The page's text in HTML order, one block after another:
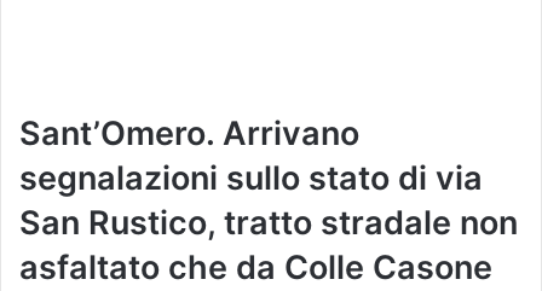
Sant’Omero. Arrivano
segnalazioni sullo stato di via
San Rustico, tratto stradale non
asfaltato che da Colle Casone